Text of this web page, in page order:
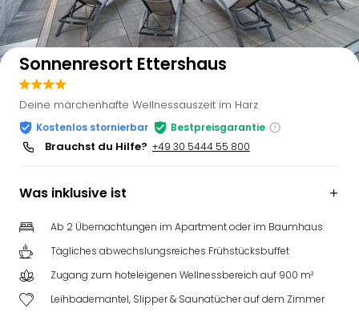
Auf der Karte anzeigen
Sonnenresort Ettershaus
Deine märchenhafte Wellnessauszeit im Harz
Kostenlos stornierbar Bestpreisgarantie
Brauchst du Hilfe? +49 30 5444 55 800
Was inklusive ist
Ab 2 Übernachtungen im Apartment oder im Baumhaus
Tägliches abwechslungsreiches Frühstücksbuffet
Zugang zum hoteleigenen Wellnessbereich auf 900 m²
Leihbademantel, Slipper & Saunatücher auf dem Zimmer